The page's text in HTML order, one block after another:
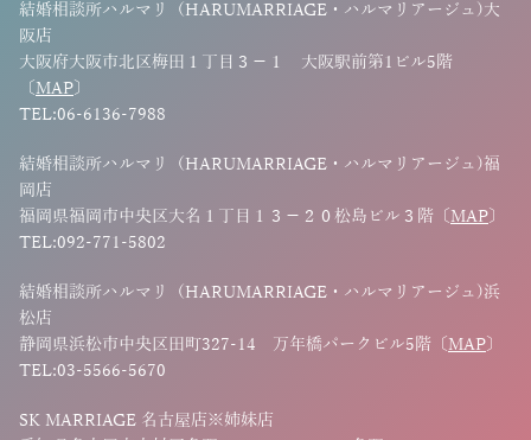
結婚相談所ハルマリ（HARUMARRIAGE・ハルマリアージュ)大
阪店
大阪府大阪市北区梅田１丁目３−１ 大阪駅前第1ビル5階
〔 MAP〕
TEL:06-6136-7988
結婚相談所ハルマリ（HARUMARRIAGE・ハルマリアージュ)福
岡店
福岡県福岡市中央区大名１丁目１３−２０松島ビル３階〔 MAP〕
TEL:092-771-5802
結婚相談所ハルマリ（HARUMARRIAGE・ハルマリアージュ)浜
松店
静岡県浜松市中央区田町327-14 万年橋パークビル5階〔 MAP〕
TEL:03-5566-5670
SK MARRIAGE 名古屋店※姉妹店